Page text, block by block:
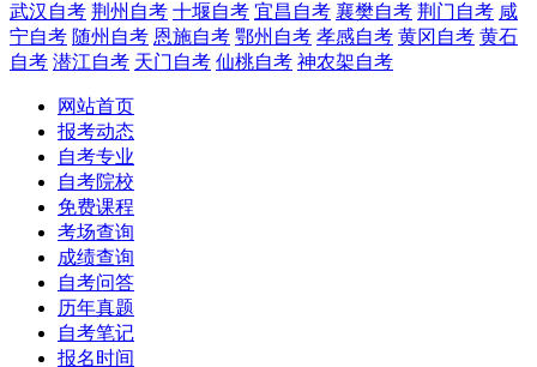
武汉自考 荆州自考 十堰自考 宜昌自考 襄樊自考 荆门自考 咸
宁自考 随州自考 恩施自考 鄂州自考 孝感自考 黄冈自考 黄石
自考 潜江自考 天门自考 仙桃自考 神农架自考
网站首页
报考动态
自考专业
自考院校
免费课程
考场查询
成绩查询
自考问答
历年真题
自考笔记
报名时间